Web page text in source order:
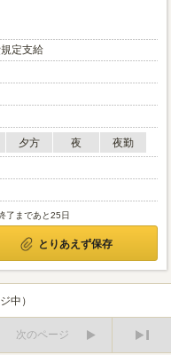
定支給
夕方 夜
夜勤
了まであと25日
とりあえず保存
中）
次のページ